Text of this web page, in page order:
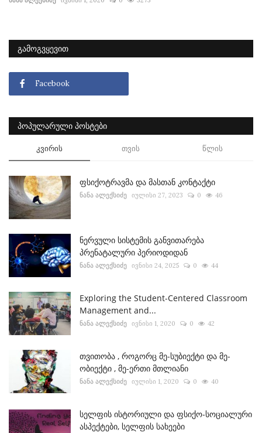
ᲒᲐᲛᲝᲒᲕᲧᲔᲕᲘᲗ
Facebook
ᲞᲝᲞᲣᲚᲐᲠᲣᲚᲘ ᲞᲝᲡᲢᲔᲑᲘ
კვირის თვის წლის
ფსიქოტრავმა და მასთან კონტაქტი
ნანა ალექსიძე იულისი 27, 2023 0 46
ნერვული სისტემის განვითარება
პრენატალური პერიოდიდან
ნანა ალექსიძე ივნისი 24, 2025 0 44
Exploring the Student-Centered Classroom
Management and...
ნანა ალექსიძე ივნისი 1, 2020 0 42
თვითობა , როგორც მე-სუბიექტი და მე-
ობიექტი , მე-ერთი მთლიანი
ნანა ალექსიძე იულისი 1, 2020 0 40
სელფის ისტორიული და ფსიქო-სოციალური
ასპექტები, სელფის სახეები